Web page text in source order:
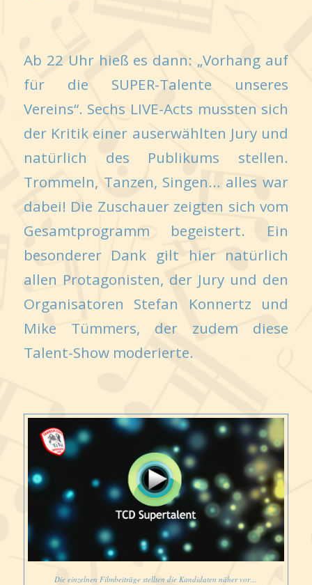
Ab 22 Uhr hieß es dann: „Vorhang auf
für die SUPER-Talente unseres
Vereins“. Sechs LIVE-Acts mussten sich
der Kritik einer auserwählten Jury und
natürlich des Publikums stellen.
Trommeln, Tanzen, Singen… alles war
dabei! Die Zuschauer zeigten sich vom
Gesamtprogramm begeistert. Ein
besonderer Dank gilt hier natürlich
allen Protagonisten, der Jury und den
Organisatoren Stefan Konnertz und
Mike Tümmers, der zudem diese
Talent-Show moderierte.
Die einzelnen Filmbeiträge stellten die Kandidaten näher vor…